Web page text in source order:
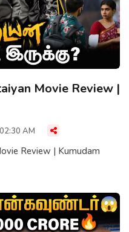
Movie Review |
AM
Review | Kumudam